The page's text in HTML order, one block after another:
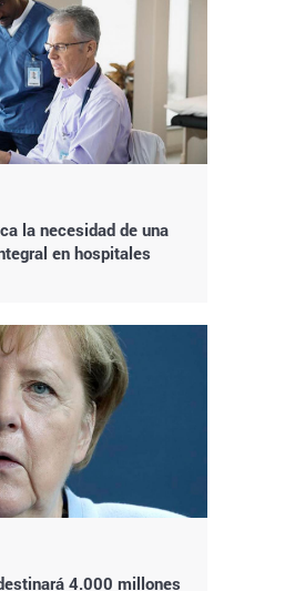
la necesidad de una
en hospitales
4.000 millones